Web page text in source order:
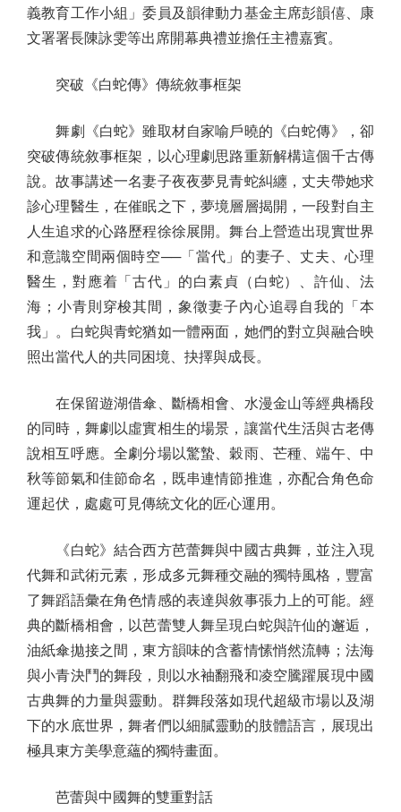
義教育工作小組」委員及韻律動力基金主席彭韻僖、康
文署署長陳詠雯等出席開幕典禮並擔任主禮嘉賓。
突破《白蛇傳》傳統敘事框架
舞劇《白蛇》雖取材自家喻戶曉的《白蛇傳》，卻
突破傳統敘事框架，以心理劇思路重新解構這個千古傳
說。故事講述一名妻子夜夜夢見青蛇糾纏，丈夫帶她求
診心理醫生，在催眠之下，夢境層層揭開，一段對自主
人生追求的心路歷程徐徐展開。舞台上營造出現實世界
和意識空間兩個時空──「當代」的妻子、丈夫、心理
醫生，對應着「古代」的白素貞（白蛇）、許仙、法
海；小青則穿梭其間，象徵妻子內心追尋自我的「本
我」。白蛇與青蛇猶如一體兩面，她們的對立與融合映
照出當代人的共同困境、抉擇與成長。
在保留遊湖借傘、斷橋相會、水漫金山等經典橋段
的同時，舞劇以虛實相生的場景，讓當代生活與古老傳
說相互呼應。全劇分場以驚蟄、穀雨、芒種、端午、中
秋等節氣和佳節命名，既串連情節推進，亦配合角色命
運起伏，處處可見傳統文化的匠心運用。
《白蛇》結合西方芭蕾舞與中國古典舞，並注入現
代舞和武術元素，形成多元舞種交融的獨特風格，豐富
了舞蹈語彙在角色情感的表達與敘事張力上的可能。經
典的斷橋相會，以芭蕾雙人舞呈現白蛇與許仙的邂逅，
油紙傘拋接之間，東方韻味的含蓄情愫悄然流轉；法海
與小青決鬥的舞段，則以水袖翻飛和凌空騰躍展現中國
古典舞的力量與靈動。群舞段落如現代超級市場以及湖
下的水底世界，舞者們以細膩靈動的肢體語言，展現出
極具東方美學意蘊的獨特畫面。
芭蕾與中國舞的雙重對話